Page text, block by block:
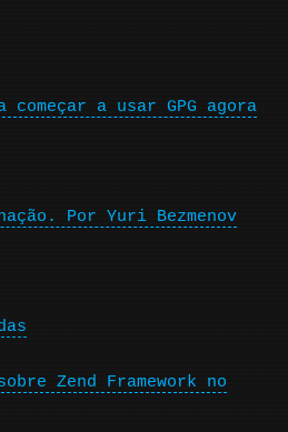
a usar GPG agora
Por Yuri Bezmenov
Zend Framework no